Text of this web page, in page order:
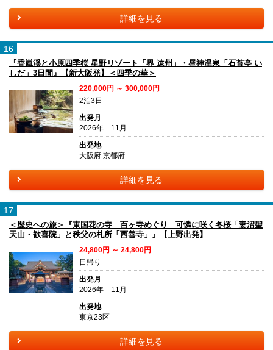
詳細を見る
16
『香嵐渓と小原四季桜 星野リゾート「界 遠州」・昼神温泉「石苔亭 い
しだ」3日間』【新大阪発】＜四季の華＞
220,000円 ～ 300,000円
2泊3日
出発月
2026年 11月
出発地
大阪府 京都府
詳細を見る
17
＜歴史への旅＞『東国花の寺 百ヶ寺めぐり 可憐に咲く冬桜「妻沼聖
天山・歓喜院」と秩父の札所「西善寺」』【上野出発】
24,800円 ～ 24,800円
日帰り
出発月
2026年 11月
出発地
東京23区
詳細を見る